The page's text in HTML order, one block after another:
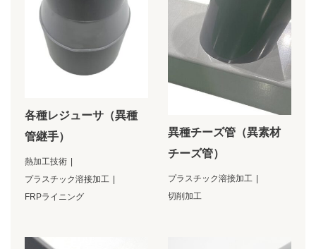
各種レジューサ（異種
管継手）
熱加工技術
プラスチック溶接加工
FRPライニング
異種チーズ管（異素材
チーズ管）
プラスチック溶接加工
切削加工